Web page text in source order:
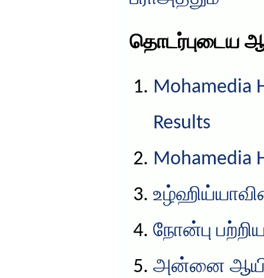
தொடர்புடைய
Mohamedia
Results
Mohamedia
நோன்பு
அன்னை